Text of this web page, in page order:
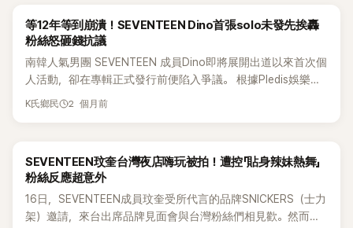
玟奎的發言，忽略了他從頭到尾都沒有提及任何特定職業，只
是分享自己欣賞的性格特質，卻因此引發不必要的批評。 隨著
話題持續延燒，這段「理想型發言」也讓韓網再次掀起對偶像言
論是否遭過度解讀，以及網路輿論文化的討論。
聽完一臉震驚，坦言自己完全不知道有這樣的規定，並表示，
以前SEVENTEEN使用Pledis舊大樓地下室練習室時，確實從來
沒遇過任何人。李彩煐則解釋：「因為公司就是一套『不能被看
見』的制度。」 她接著透露，每當SEVENTEEN即將抵達練習室
時，工作人員都會提前通知她們避開，她們甚至因此一直擔心
當時心想：「好像誤闖了不屬於自己的地方。」李彩煐聽完後則
笑著承認：「那個人應該就是我。」 這段對話曝光後，立刻在網
路上掀起熱烈討論，不少網友將矛頭指向Pledis娛樂，質疑公
司對fromis_9的管理方式過於嚴苛，甚至認為女團長期遭受不
色，設定為經紀公司「BOMG」的代表人物，並帶有濃厚的Trot
風格。雖然這個角色過去深受粉絲喜愛，也創造不少笑點，但
當消息傳出Dino首張個人專輯竟以皮哲仁身分發行後，許多粉
絲難掩失望情緒。 不少人認為，身為出道12年的藝人，Dino終
於等到個人出道機會，大家期待看到的是他身為歌手與表演者
初提出，而是公司主動建議。 Dino坦言：「這次專輯企劃是公
司先向我提議的。」他表示，當時第一次聽到這個提案時，自己
其實也相當錯愕。「我當下也想說，『什麼？皮哲仁？真的嗎？』
我大概思考了6個月，一直在腦中模擬，如果以皮哲仁身分活
等12年等到崩潰！SEVENTEEN Dino首張solo未發先挨轟
粉絲怒砸錢抗議
南韓人氣男團 SEVENTEEN 成員Dino即將展開出道以來首次個
人活動，卻在專輯正式發行前便陷入爭議。 根據Pledis娛樂公
布的消息，Dino將於2026年8月3日（韓國時間）推出首張迷
Caratland 粉絲見面會短劇。當時Dino飾演一位穿插在其他成
員鏡頭裡的「特別出演」大叔，展現了毫無劇本的超強即興能
力。經典造型與台詞： 招牌姿勢包括雙手背在身後、身體前傾
的阿加西（大叔）姿態，以及經典台詞「Saranghae nunbit!」
K氏鄉民 2 個月前
SEVENTEEN玟奎台灣夜店嗨玩被拍！遭控「貼身辣妹熱舞」
粉絲反應超意外
16日，SEVENTEEN成員玟奎受所代言的品牌SNICKERS（士力
架）邀請，來台出席品牌見面會與台灣粉絲們相見歡。然而，